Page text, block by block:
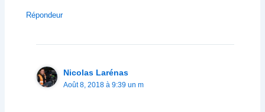
Répondeur
Nicolas Larénas
Août 8, 2018 à 9:39 un m